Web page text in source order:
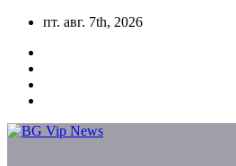
Skip
content
пт. авг. 7th, 2026